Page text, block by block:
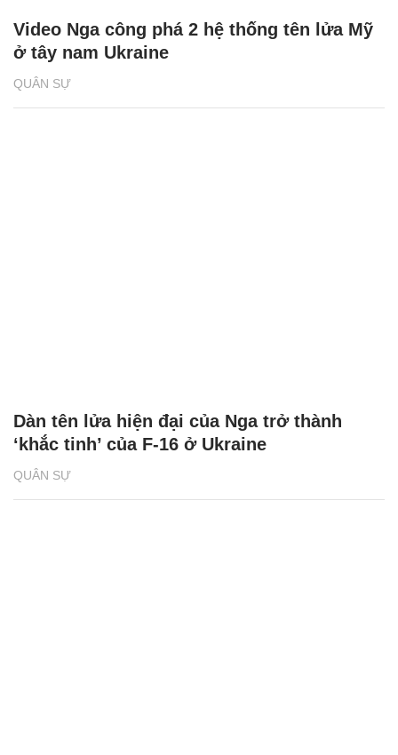
QUÂN SỰ
Video Nga công phá 2 hệ thống tên lửa Mỹ
ở tây nam Ukraine
QUÂN SỰ
Dàn tên lửa hiện đại của Nga trở thành
‘khắc tinh’ của F-16 ở Ukraine